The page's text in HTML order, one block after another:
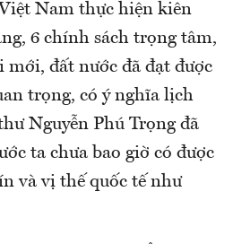
Nam thực hiện kiên
6 chính sách trọng tâm,
mới, đất nước đã đạt được
trọng, có ý nghĩa lịch
Nguyễn Phú Trọng đã
ta chưa bao giờ có được
và vị thế quốc tế như